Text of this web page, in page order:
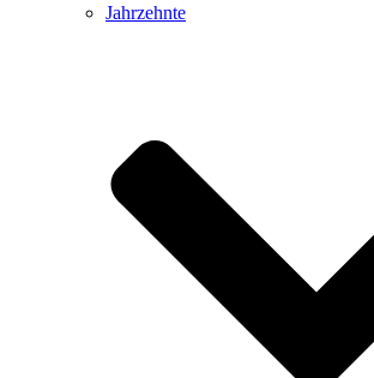
Jahrzehnte